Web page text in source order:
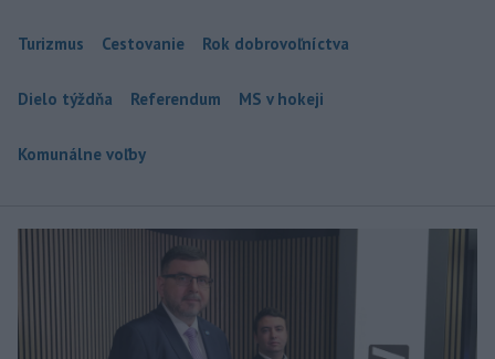
Turizmus Cestovanie Rok dobrovoľníctva
Dielo týždňa Referendum MS v hokeji
Komunálne voľby